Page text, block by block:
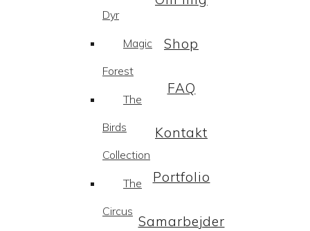
Dyr
Magic
Forest
The
Birds
Collection
The
Circus
Shop
FAQ
Kontakt
Portfolio
Samarbejder